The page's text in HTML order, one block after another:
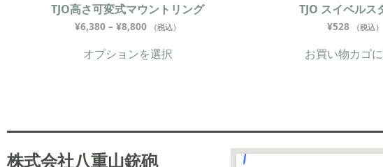
TJO高さ可変式マウントリング
¥6,380 – ¥8,800 （税込）
オプションを選択
TJO スイベルス
¥528 （税込）
お買い物カゴ
株式会社八重山銃砲